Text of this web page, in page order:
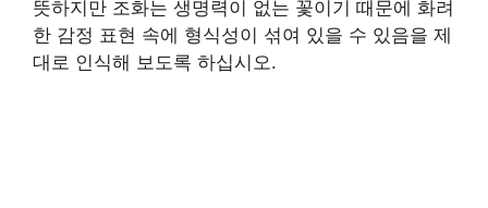
뜻하지만 조화는 생명력이 없는 꽃이기 때문에 화려
한 감정 표현 속에 형식성이 섞여 있을 수 있음을 제
대로 인식해 보도록 하십시오.